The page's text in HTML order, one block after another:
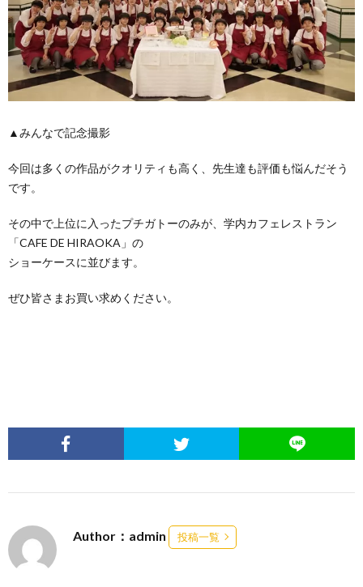
▲みんなで記念撮影
今回は多くの作品がクオリティも高く、先生達も評価も悩んだそう
です。
その中で上位に入ったプチガトーのみが、学内カフェレストラン
「CAFE DE HIRAOKA」の
ショーケースに並びます。
ぜひ皆さまお買い求めください。
Author：admin 投稿一覧